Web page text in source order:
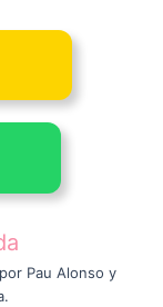
Pau Alonso y